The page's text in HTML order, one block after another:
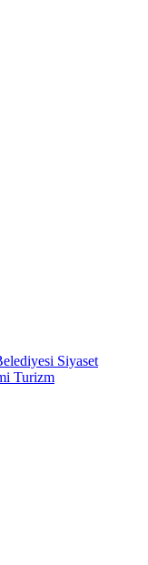
Siyaset
Turizm